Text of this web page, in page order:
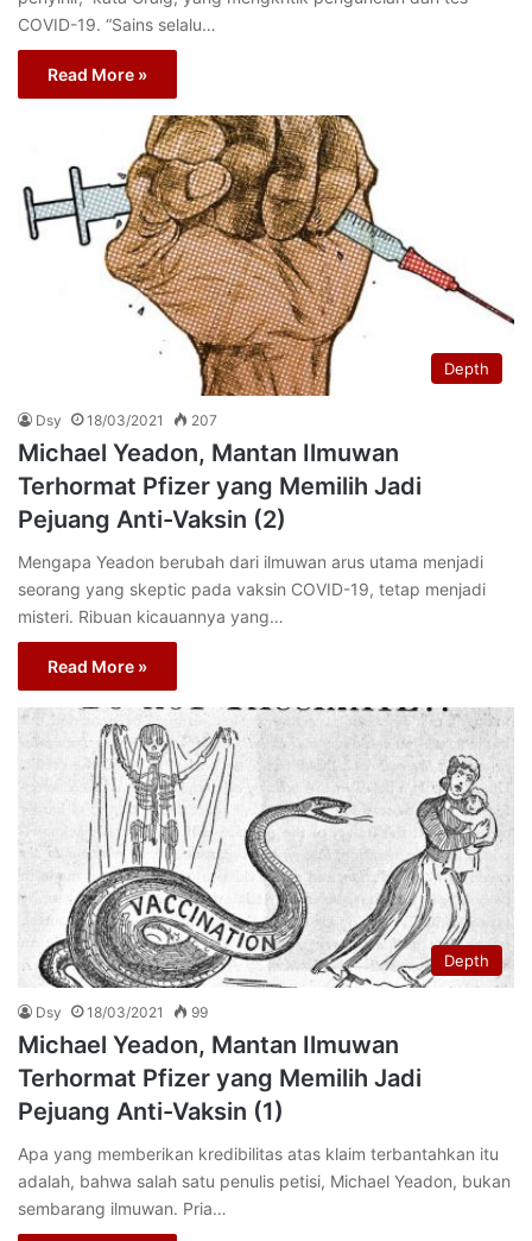
COVID-19. “Sains selalu…
Read More »
Depth
Dsy 18/03/2021 207
Michael Yeadon, Mantan Ilmuwan
Terhormat Pfizer yang Memilih Jadi
Pejuang Anti-Vaksin (2)
Mengapa Yeadon berubah dari ilmuwan arus utama menjadi
seorang yang skeptic pada vaksin COVID-19, tetap menjadi
misteri. Ribuan kicauannya yang…
Read More »
Depth
Dsy 18/03/2021 99
Michael Yeadon, Mantan Ilmuwan
Terhormat Pfizer yang Memilih Jadi
Pejuang Anti-Vaksin (1)
Apa yang memberikan kredibilitas atas klaim terbantahkan itu
adalah, bahwa salah satu penulis petisi, Michael Yeadon, bukan
sembarang ilmuwan. Pria…